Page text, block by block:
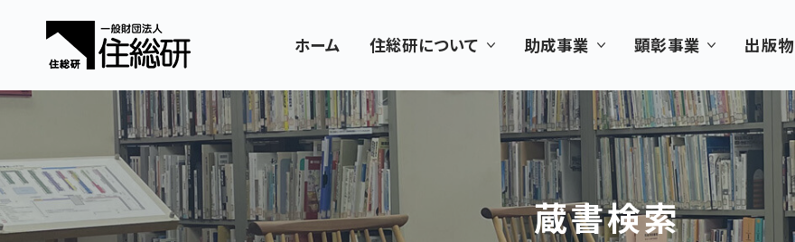
ホーム 住総研について 助成事業 顕彰事業 出版物
蔵書検索